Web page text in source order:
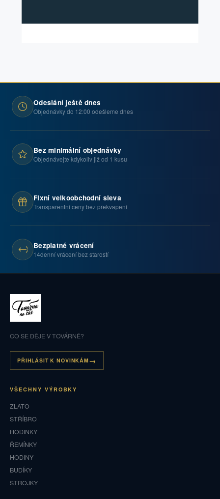
Odeslání ještě dnes
Objednávky do 12:00 odešleme dnes
Bez minimální objednávky
Objednávejte kdykoliv již od 1 kusu
Fixní velkoobchodní sleva
Transparentní ceny bez překvapení
Bezplatné vrácení
14denní vrácení bez starostí
CO SE DĚJE V TOVÁRNĚ?
PŘIHLÁSIT K NOVINKÁM
VŠECHNY VÝROBKY
ZLATO
STŘÍBRO
HODINKY
ŘEMÍNKY
HODINY
BUDÍKY
STROJKY